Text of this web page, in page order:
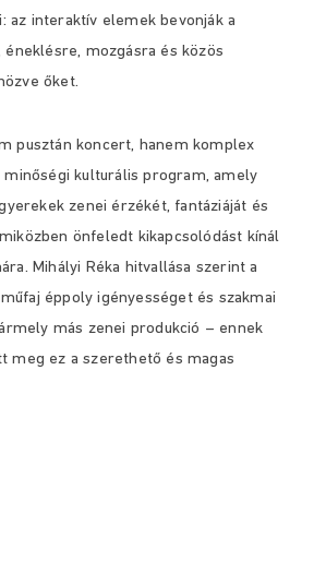
az interaktív elemek bevonják a
éneklésre, mozgásra és közös
őket.
pusztán koncert, hanem komplex
minőségi kulturális program, amely
zenei érzékét, fantáziáját és
önfeledt kikapcsolódást kínál
Mihályi Réka hitvallása szerint a
éppoly igényességet és szakmai
más zenei produkció – ennek
meg ez a szerethető és magas